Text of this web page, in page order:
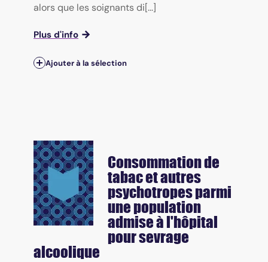
alors que les soignants di[...]
Plus d'info
Ajouter à la sélection
Consommation de
tabac et autres
psychotropes parmi
une population
admise à l'hôpital
pour sevrage
alcoolique